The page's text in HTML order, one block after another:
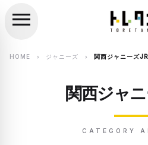
search
menu
HOME chevron_right ジャニーズ chevron_right 関西ジャニーズ
関西ジャ
CATEGORY